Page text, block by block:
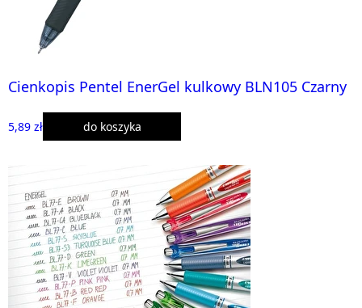
Cienkopis Pentel EnerGel kulkowy BLN105 Czarny
5,89 zł do koszyka